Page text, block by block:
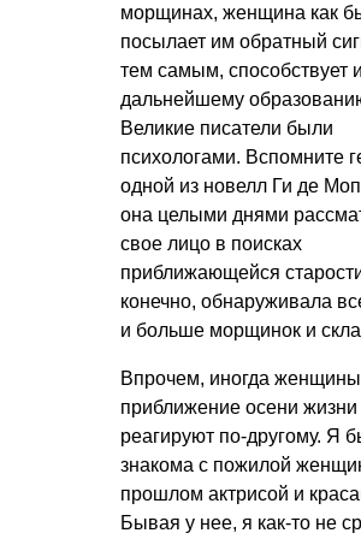
морщинах, женщина как
посылает им обратный
тем самым, способствует
дальнейшему
Великие писатели были
психологами. Вспомните
одной из новелл Ги де
она целыми днями
свое лицо в поисках
приближающейся
конечно, обнаруживала
и больше морщинок и
Впрочем, иногда
приближение осени жизни
реагируют по-другому. Я
знакома с пожилой
прошлом актрисой и
Бывая у нее, я как-то не